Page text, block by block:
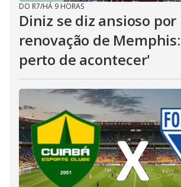
DO R7/HÁ 9 HORAS
Diniz se diz ansioso por
renovação de
perto de acontecer'